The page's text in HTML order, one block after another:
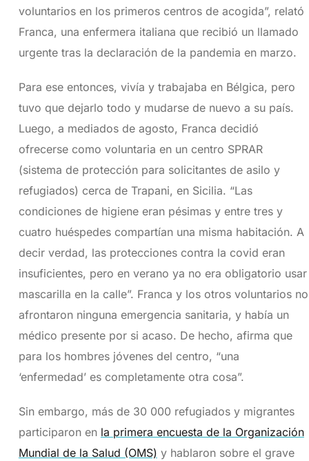
voluntarios en los primeros centros de acogida”, relató
Franca, una enfermera italiana que recibió un llamado
urgente tras la declaración de la pandemia en marzo.
Para ese entonces, vivía y trabajaba en Bélgica, pero
tuvo que dejarlo todo y mudarse de nuevo a su país.
Luego, a mediados de agosto, Franca decidió
ofrecerse como voluntaria en un centro SPRAR
(sistema de protección para solicitantes de asilo y
refugiados) cerca de Trapani, en Sicilia. “Las
condiciones de higiene eran pésimas y entre tres y
cuatro huéspedes compartían una misma habitación. A
decir verdad, las protecciones contra la covid eran
insuficientes, pero en verano ya no era obligatorio usar
mascarilla en la calle”. Franca y los otros voluntarios no
afrontaron ninguna emergencia sanitaria, y había un
médico presente por si acaso. De hecho, afirma que
para los hombres jóvenes del centro, “una
‘enfermedad’ es completamente otra cosa”.
Sin embargo, más de 30 000 refugiados y migrantes
participaron en la primera encuesta de la Organización
Mundial de la Salud (OMS) y hablaron sobre el grave